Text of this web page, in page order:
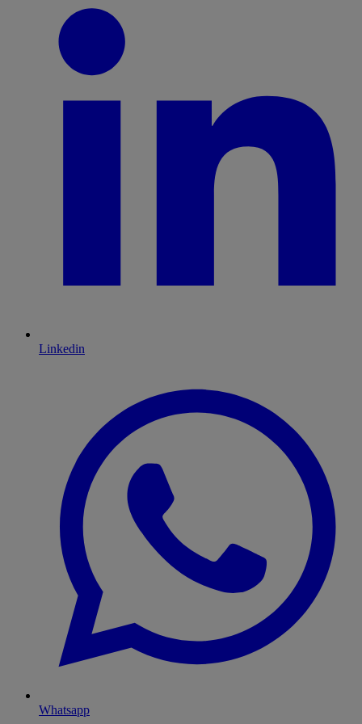
Linkedin
Whatsapp